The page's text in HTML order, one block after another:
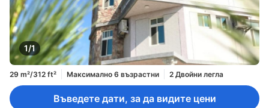
1/1
29 m²/312 ft² Максимално 6 възрастни 2 Двойни легла
Въведете дати, за да видите цени